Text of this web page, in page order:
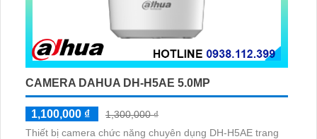
CAMERA DAHUA DH-H5AE 5.0MP
1,100,000 ₫
1,300,000 ₫
Thiết bị camera chức năng chuyên dụng DH-H5AE trang